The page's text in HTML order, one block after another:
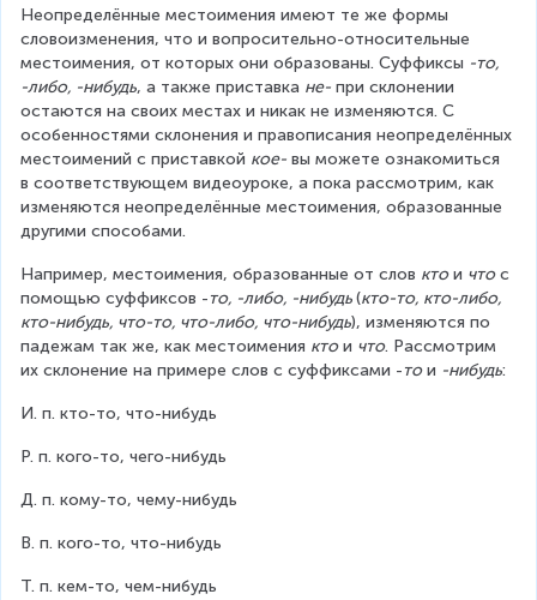
Неопределённые местоимения имеют те же формы
словоизменения, что и вопросительно-относительные
местоимения, от которых они образованы. Суффиксы -то,
-либо, -нибудь, а также приставка не- при склонении
остаются на своих местах и никак не изменяются. С
особенностями склонения и правописания неопределённых
местоимений с приставкой кое- вы можете ознакомиться
в соответствующем видеоуроке, а пока рассмотрим, как
изменяются неопределённые местоимения, образованные
другими способами.
Например, местоимения, образованные от слов кто и что с
помощью суффиксов -то, -либо, -нибудь (кто-то, кто-либо,
кто-нибудь, что-то, что-либо, что-нибудь), изменяются по
падежам так же, как местоимения кто и что. Рассмотрим
их склонение на примере слов с суффиксами -то и -нибудь:
И. п. кто-то, что-нибудь
Р. п. кого-то, чего-нибудь
Д. п. кому-то, чему-нибудь
В. п. кого-то, что-нибудь
Т. п. кем-то, чем-нибудь